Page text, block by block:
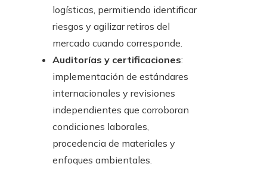
logísticas, permitiendo identificar
riesgos y agilizar retiros del
mercado cuando corresponde.
Auditorías y certificaciones:
implementación de estándares
internacionales y revisiones
independientes que corroboran
condiciones laborales,
procedencia de materiales y
enfoques ambientales.